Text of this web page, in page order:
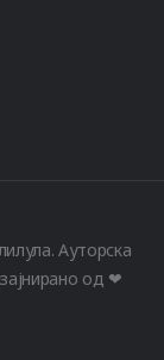
Ауторска
од ❤